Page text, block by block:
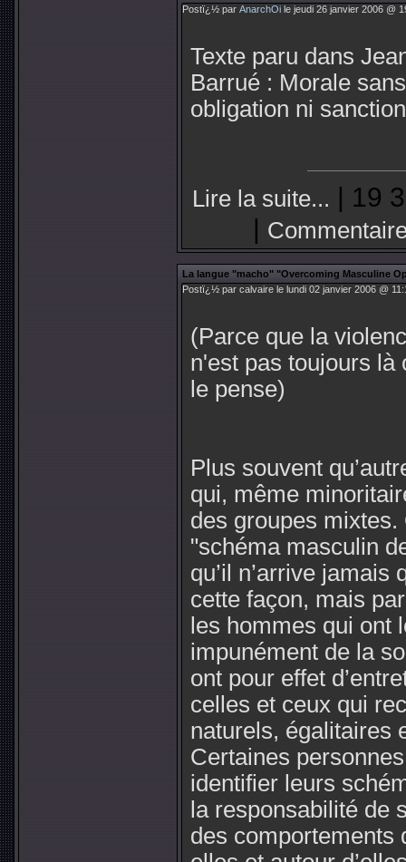
Postï¿½ par AnarchOi le jeudi 26 janvier 2006 @
Texte paru dans
Barrué : Morale sans
obligation ni
Lire la suite... | 19
|
La langue "macho" "Overcoming Masculine
Postï¿½ par calvaire le lundi 02 janvier 2006 @
(Parce que la
n'est pas toujours là
le pense)
Plus souvent
qui, même
des groupes mixtes.
"schéma masculin
qu’il n’arrive jamais
cette façon, mais
les hommes qui ont
impunément de la
ont pour effet
celles et ceux qui
naturels, égalitaires
Certaines
identifier leurs
la responsabilité de
des comportements